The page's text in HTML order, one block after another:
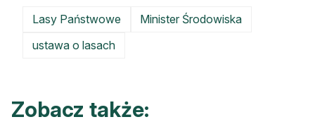
Lasy Państwowe
Minister Środowiska
ustawa o lasach
Zobacz także: